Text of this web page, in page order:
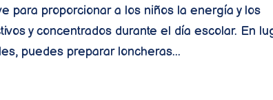
para proporcionar a los niños la energía y los
y concentrados durante el día escolar. En
puedes preparar loncheras...